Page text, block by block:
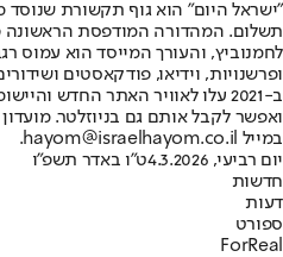
"ישראל היום" הוא גוף תקשורת שנוסד
ופרשנויות, וידיאו, פודקאסטים
ב-2021 עלו לאוויר האתר החדש
ואפשר לקבל אותם גם בניוזלטר.
במייל hayom@israelhayom.co.il.
יום רביעי, 4.3.2026
ט"ו באדר תשפ"ו
חדשות
דעות
ספורט
ForReal